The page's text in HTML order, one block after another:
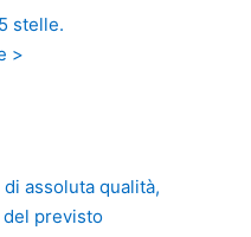
stelle.
>
assoluta qualità,
del previsto